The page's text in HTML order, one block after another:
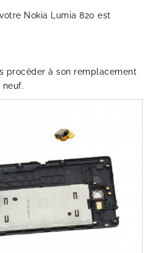
Nokia Lumia 820 est
procéder à son remplacement
neuf.